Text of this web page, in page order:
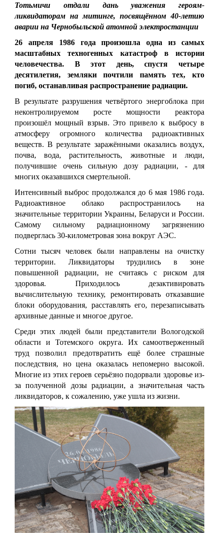
Тотьмичи отдали дань уважения героям-
ликвидаторам на митинге, посвящённом 40-летию
аварии на Чернобыльской атомной электростанции
26 апреля 1986 года произошла одна из самых
масштабных техногенных катастроф в истории
человечества. В этот день, спустя четыре
десятилетия, земляки почтили память тех, кто
погиб, останавливая распространение радиации.
В результате разрушения четвёртого энергоблока при
неконтролируемом росте мощности реактора
произошёл мощный взрыв. Это привело к выбросу в
атмосферу огромного количества радиоактивных
веществ. В результате заражёнными оказались воздух,
почва, вода, растительность, животные и люди,
получившие очень сильную дозу радиации, - для
многих оказавшихся смертельной.
Интенсивный выброс продолжался до 6 мая 1986 года.
Радиоактивное облако распространилось на
значительные территории Украины, Беларуси и России.
Самому сильному радиационному загрязнению
подверглась 30-километровая зона вокруг АЭС.
Сотни тысяч человек были направлены на очистку
территории. Ликвидаторы трудились в зоне
повышенной радиации, не считаясь с риском для
здоровья. Приходилось дезактивировать
вычислительную технику, ремонтировать отказавшие
блоки оборудования, расставлять его, перезаписывать
архивные данные и многое другое.
Среди этих людей были представители Вологодской
области и Тотемского округа. Их самоотверженный
труд позволил предотвратить ещё более страшные
последствия, но цена оказалась непомерно высокой.
Многие из этих героев серьёзно подорвали здоровье из-
за полученной дозы радиации, а значительная часть
ликвидаторов, к сожалению, уже ушла из жизни.